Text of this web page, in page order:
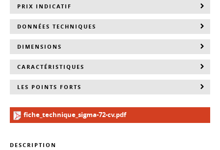
DESCRIPTION
PRIX INDICATIF
DONNÉES TECHNIQUES
DIMENSIONS
CARACTÉRISTIQUES
LES POINTS FORTS
fiche_technique_sigma-72-cv.pdf